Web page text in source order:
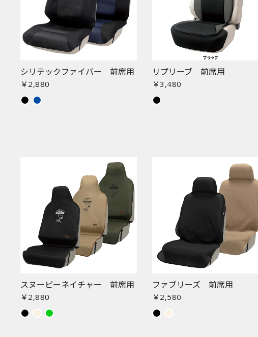
シリテックファイバー 前席用
￥2,880
リプリーブ 前席用
￥3,480
スヌーピーネイチャー 前席用
￥2,880
ファブリーズ 前席用
￥2,580